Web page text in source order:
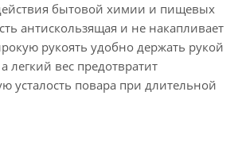
бытовой химии и пищевых
антискользящая и не накапливает
рукоять удобно держать рукой
легкий вес предотвратит
усталость повара при длительной